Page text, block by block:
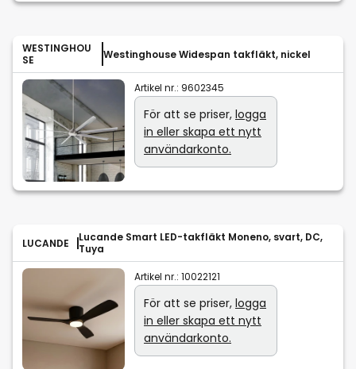
WESTINGHOU
SE
Westinghouse Widespan takfläkt, nickel
Artikel nr.: 9602345
För att se priser, logga
in eller skapa ett nytt
användarkonto.
LUCANDE
Lucande Smart LED-takfläkt Moneno, svart, DC,
Tuya
Artikel nr.: 10022121
För att se priser, logga
in eller skapa ett nytt
användarkonto.